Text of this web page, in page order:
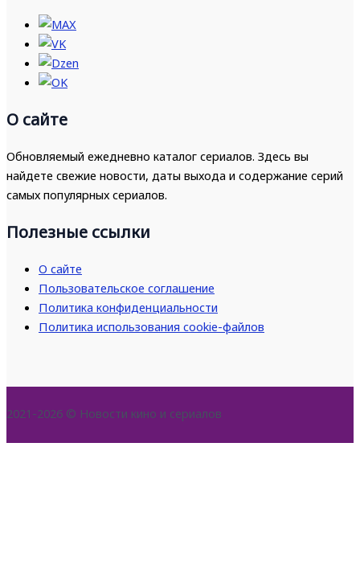
О сайте
Обновляемый ежедневно каталог сериалов. Здесь вы
найдете свежие новости, даты выхода и содержание серий
самых популярных сериалов.
Полезные ссылки
О сайте
Пользовательское соглашение
Политика конфиденциальности
Политика использования cookie-файлов
2021-2026 © Новости кино и сериалов